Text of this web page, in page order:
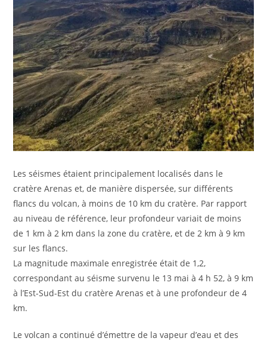
Les séismes étaient principalement localisés dans le
cratère Arenas et, de manière dispersée, sur différents
flancs du volcan, à moins de 10 km du cratère. Par rapport
au niveau de référence, leur profondeur variait de moins
de 1 km à 2 km dans la zone du cratère, et de 2 km à 9 km
sur les flancs.
La magnitude maximale enregistrée était de 1,2,
correspondant au séisme survenu le 13 mai à 4 h 52, à 9 km
à l’Est-Sud-Est du cratère Arenas et à une profondeur de 4
km.
Le volcan a continué d’émettre de la vapeur d’eau et des